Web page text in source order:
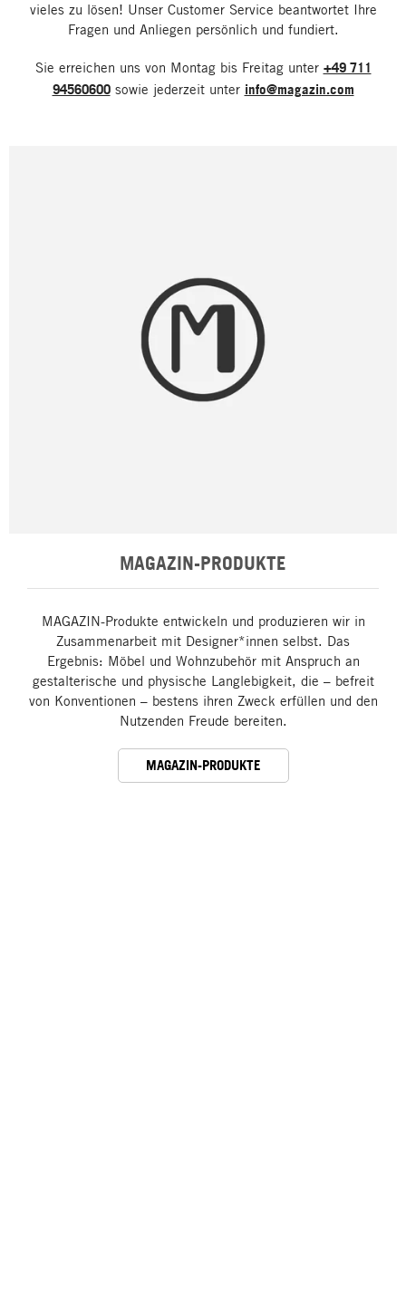
vieles zu lösen! Unser Customer Service beantwortet Ihre
Fragen und Anliegen persönlich und fundiert.
Sie erreichen uns von Montag bis Freitag unter +49 711
94560600sowie jederzeit unter info@magazin.com
MAGAZIN-PRODUKTE
MAGAZIN-Produkte entwickeln und produzieren wir in
Zusammenarbeit mit Designer*innen selbst. Das
Ergebnis: Möbel und Wohnzubehör mit Anspruch an
gestalterische und physische Langlebigkeit, die – befreit
von Konventionen – bestens ihren Zweck erfüllen und den
Nutzenden Freude bereiten.
MAGAZIN-PRODUKTE